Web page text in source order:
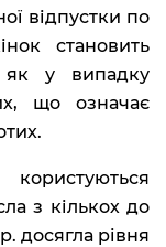
відпустки по
становить
як у випадку
що означає
з кількох до
досягла рівня